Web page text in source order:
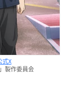
式X
製作委員会